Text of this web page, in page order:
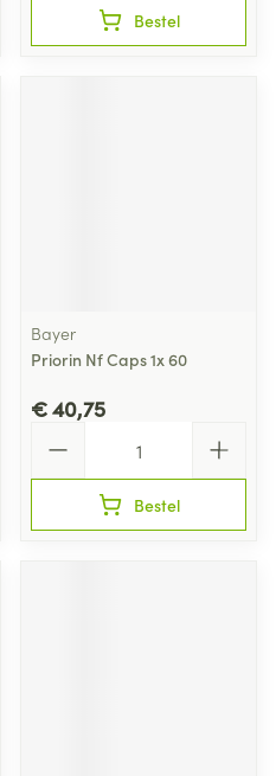
Bestel
Bayer
Priorin Nf Caps 1x 60
€ 40,75
Bestel